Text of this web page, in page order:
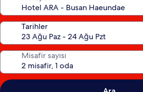
Tarihler
Misafir sayısı